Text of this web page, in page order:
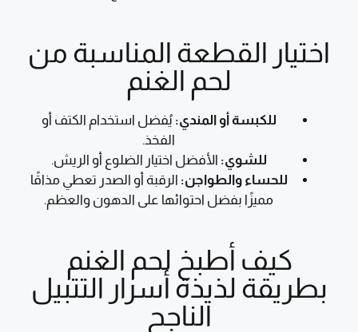
اختيار القطعة المناسبة من
لحم الغنم
للكبسة أو المندي: يُفضل استخدام الكتف أو
الفخذ.
للشوي: الأفضل اختيار الضلوع أو الريش.
للحساء والطواجن: الرقبة أو الصدر تعطي مذاقًا
مميزًا بفضل احتوائها على الدهون والعظم.
كيف أطبخ لحم الغنم
بطريقة لذيذة أسرار التتبيل
الناجح